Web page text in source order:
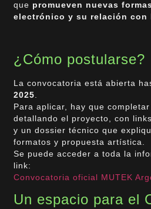
que promueven nuevas
electrónico y su relación con
¿Cómo postularse?
La convocatoria está abierta
2025
Para aplicar, hay que
detallando el proyecto, con
y un dossier técnico que
formatos y propuesta artística.
Se puede acceder a toda la
link:
Convocatoria oficial MUTEK
Un espacio para el